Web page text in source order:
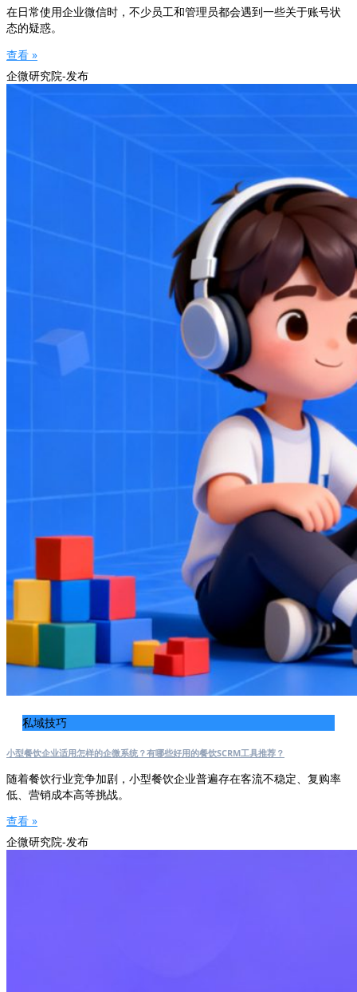
在日常使用企业微信时，不少员工和管理员都会遇到一些关于账号状
态的疑惑。
查看 »
企微研究院-发布
私域技巧
小型餐饮企业适用怎样的企微系统？有哪些好用的餐饮SCRM工具推荐？
随着餐饮行业竞争加剧，小型餐饮企业普遍存在客流不稳定、复购率
低、营销成本高等挑战。
查看 »
企微研究院-发布